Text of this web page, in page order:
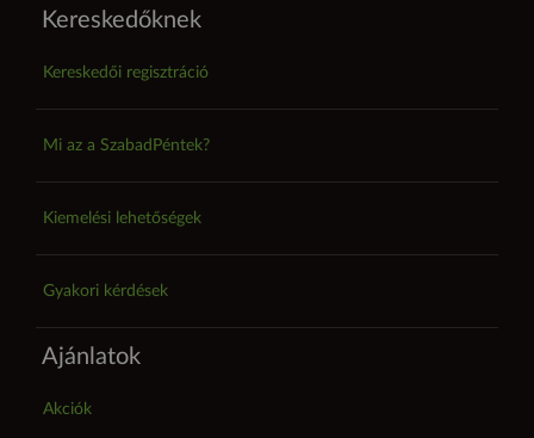
Kereskedőknek
Kereskedői regisztráció
Mi az a SzabadPéntek?
Kiemelési lehetőségek
Gyakori kérdések
Ajánlatok
Akciók